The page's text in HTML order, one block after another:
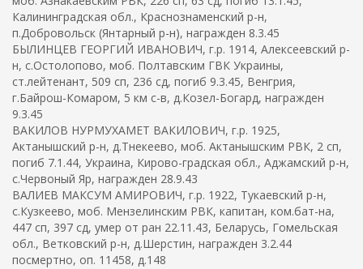
Калининградская обл., Краснознаменский р-н,
п.Добровольск (Янтарный р-н), награжден 8.3.45
БЫЛИНЦЕВ ГЕОРГИЙ ИВАНОВИЧ, г.р. 1914, Алексеевский р-
н, с.Остолопово, моб. Полтавским ГВК Украины,
ст.лейтенант, 509 сп, 236 сд, погиб 9.3.45, Венгрия,
г.Байрош-Комаром, 5 км с-в, д.Козел-Богард, награжден
9.3.45
ВАКИЛОВ НУРМУХАМЕТ ВАКИЛОВИЧ, г.р. 1925,
Актанышский р-н, д.Тнекеево, моб. Актанышским РВК, 2 сп,
погиб 7.1.44, Украина, Кирово-градская обл., Аджамский р-н,
с.Червоный Яр, награжден 28.9.43
ВАЛИЕВ МАКСУМ АМИРОВИЧ, г.р. 1922, Тукаевский р-н,
с.Кузкеево, моб. Мензелинским РВК, капитан, ком.бат-на,
447 сп, 397 сд, умер от ран 22.11.43, Беларусь, Гомельская
обл., Ветковский р-н, д.Шерстин, награжден 3.2.44
посмертно, оп. 11458, д.148